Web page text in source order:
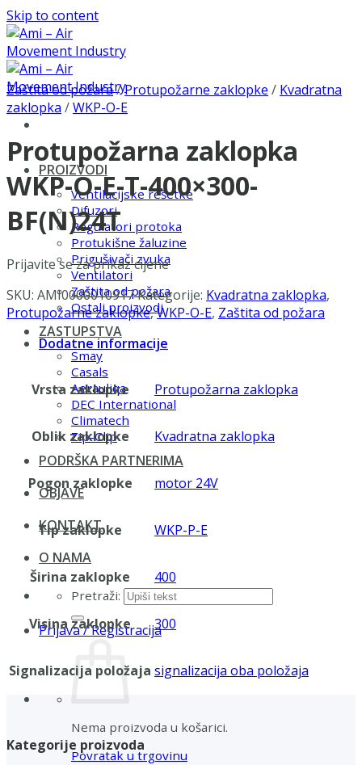
Skip to content
PROIZVODI
Ventilacijske rešetke
Difuzori
Regulatori protoka
Protukišne žaluzine
Prigušivači zvuka
Ventilatori
Zaštita od požara
Ostali proizvodi
ZASTUPSTVA
Smay
Casals
Aerauliqa
DEC International
Climatech
Zip-Clip
PODRŠKA PARTNERIMA
OBJAVE
KONTAKT
O NAMA
Pretraži:
Prijava / Registracija
Nema proizvoda u košarici.
Povratak u trgovinu
Zaštita od požara/Protupožarne zaklopke / Kvadratna
zaklopka /WKP-O-E
Protupožarna zaklopka
WKP-O-E-T-400×300-
BF(N)24T
Prijavite se za prikaz cijene
SKU: AMI0000010917Kategorije: Kvadratna zaklopka,
Protupožarne zaklopke,WKP-O-E, Zaštita od požara
Dodatne informacije
Vrsta zaklopke Protupožarna zaklopka
Oblik zaklopke Kvadratna zaklopka
Pogon zaklopke motor 24V
Tip zaklopke WKP-P-E
Širina zaklopke 400
Visina zaklopke 300
Signalizacija položaja signalizacija oba položaja
Kategorije proizvoda